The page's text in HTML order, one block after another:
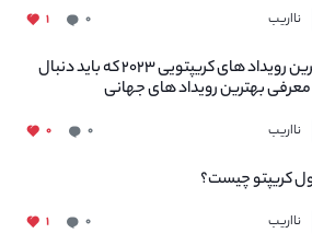
نااریب ۰ ۱
مهم ترین رویداد های کریپتویی ۲۰۲۳ که باید دنبال
معرفی بهترین رویداد های جهانی
نااریب ۰ ۰
کریپتو چیست؟
نااریب ۰ ۱